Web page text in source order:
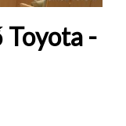
Toyota -